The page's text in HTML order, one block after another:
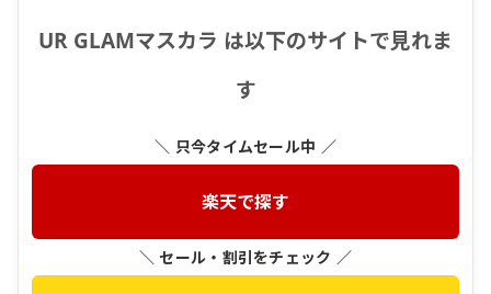
UR GLAMマスカラ は以下のサイトで見れま
す
＼ 只今タイムセール中 ／
楽天で探す
＼ セール・割引をチェック ／